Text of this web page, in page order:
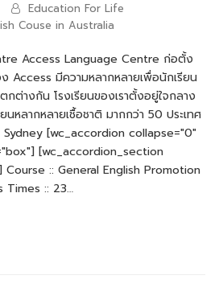
Education For Life
Couse in Australia
Access Language Centre ก่อตั้ง
Access มีความหลากหลายเพื่อนักเรียน
ต่างกัน โรงเรียนของเราตั้งอยู่ใจกลาง
นหลากหลายเชื้อชาติ มากกว่า 50 ประเทศ
Sydney [wc_accordion collapse="0"
[wc_accordion_section
Course :: General English Promotion
Times :: 23…